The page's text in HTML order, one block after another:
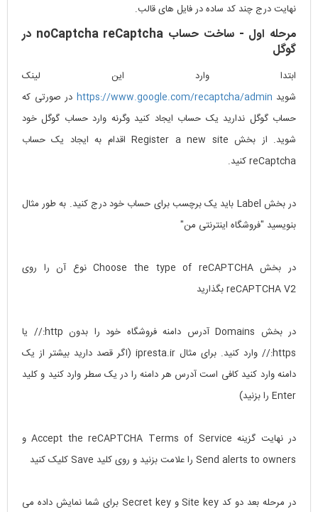
نهایت درج چند کد ساده در فایل های قالب.
مرحله اول - ساخت حساب noCaptcha reCaptcha در
گوگل
ابتدا وارد این لینک
شوید https://www.google.com/recaptcha/admin در صورتی که
حساب گوگل ندارید یک حساب ایجاد کنید وگرنه وارد حساب گوگل خود
شوید. از بخش Register a new site اقدام به ایجاد یک حساب
reCaptcha کنید.
در بخش Label باید یک برچسب برای حساب خود درج کنید. به طور مثال
بنویسید "فروشگاه اینترنتی من"
در بخش Choose the type of reCAPTCHA نوع آن را روی
reCAPTCHA V2 بگذارید
در بخش Domains آدرس دامنه فروشگاه خود را بدون http:// یا
https:// وارد کنید. برای مثال ipresta.ir (اگر قصد دارید بیشتر از یک
دامنه وارد کنید کافی است آدرس هر دامنه را در یک سطر وارد کنید و کلید
Enter را بزنید)
در نهایت گزینه Accept the reCAPTCHA Terms of Service و
Send alerts to owners را علامت بزنید و روی کلید Save کلیک کنید
در مرحله بعد دو کد Site key و Secret key برای شما نمایش داده می